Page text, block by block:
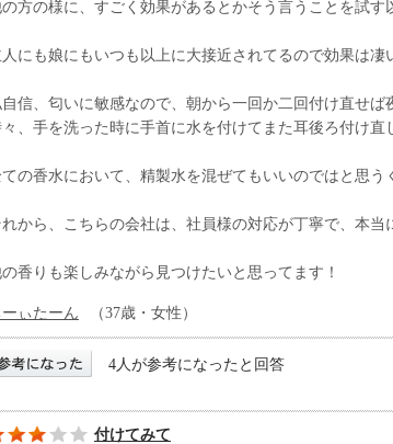
方の様に、すごく効果があるとかそう言うことを試す
にも娘にもいつも以上に大接近されてるので効果は凄
信、匂いに敏感なので、朝から一回か二回付け直せば
、手を洗った時に手首に水を付けてまた耳後ろ付け直
の香水において、精製水を混ぜてもいいのではと思う
から、こちらの会社は、社員様の対応が丁寧で、本当
香りも楽しみながら見つけたいと思ってます！
ぃたーん （37歳・女性）
4人が参考になったと回答
付けてみて